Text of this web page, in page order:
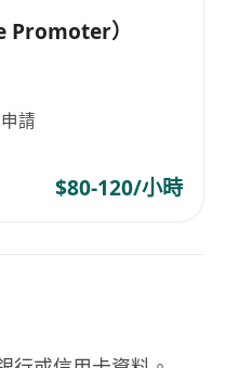
Promoter）
請
$80-120/小時